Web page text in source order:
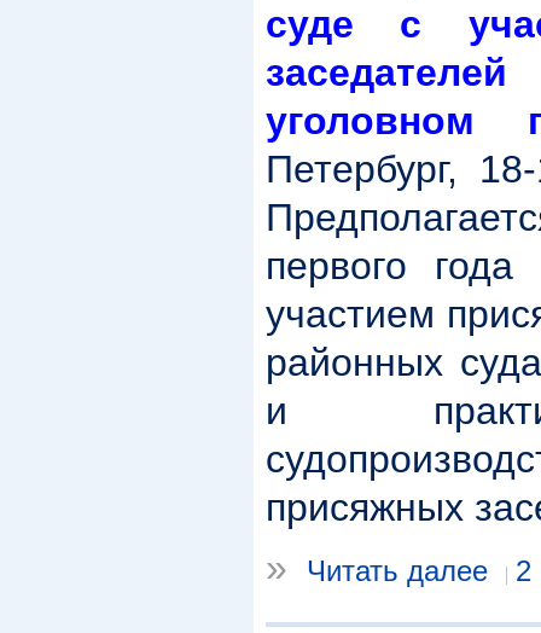
суде с
уголовном
Петербург,
первого года
участием
районных
и
присяжных
»
Читать далее 2